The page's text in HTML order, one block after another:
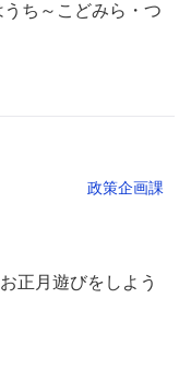
ち～こどみら・つ
政策企画課
月遊びをしよう